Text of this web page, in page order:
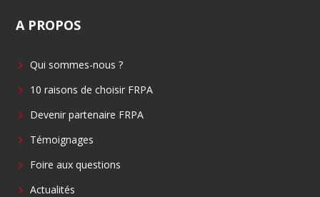
e
o
o
k
d
i
A PROPOS
Qui sommes-nous ?
10 raisons de choisir FRPA
Devenir partenaire FRPA
Témoignages
Foire aux questions
Actualités